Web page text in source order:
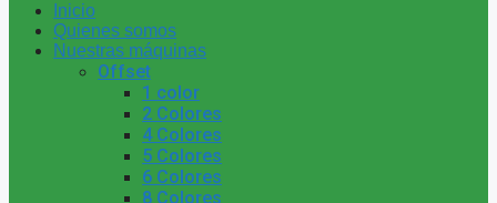
Inicio
Quienes somos
Nuestras máquinas
Offset
1 color
2 Colores
4 Colores
5 Colores
6 Colores
8 Colores